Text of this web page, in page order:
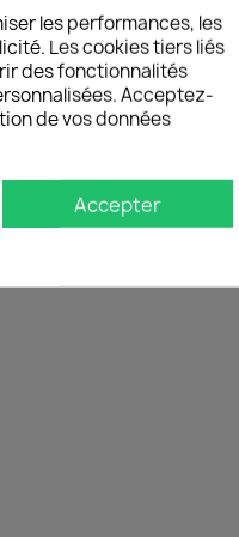
site selon les paramètres
nouveautés, suivez-nous
plus sur Grafikzone,
les performances, les
Les cookies tiers liés
des fonctionnalités
Acceptez-
de vos données
Accepter